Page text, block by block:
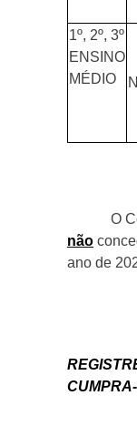
1º, 2º, 3º
ENSINO
MÉDIO
O
não
ano de